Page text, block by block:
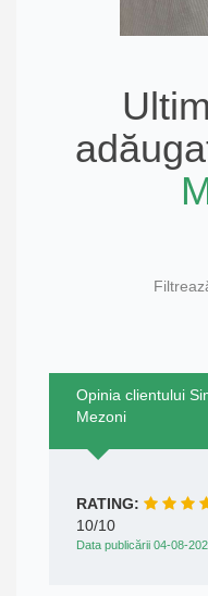
Opinia clientului
Mezoni
RATING:
10/10
Data publicării 04-08-